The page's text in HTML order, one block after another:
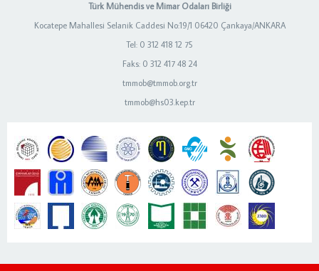
Türk Mühendis ve Mimar Odaları Birliği
Kocatepe Mahallesi Selanik Caddesi No:19/1 06420 Çankaya/ANKARA
Tel: 0 312 418 12 75
Faks: 0 312 417 48 24
tmmob@tmmob.org.tr
tmmob@hs03.kep.tr